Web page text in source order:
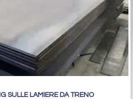
SULLE LAMIERE DA TRENO